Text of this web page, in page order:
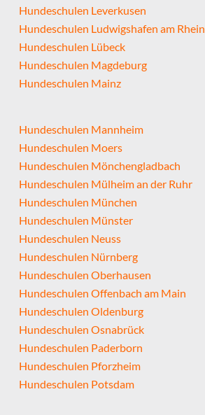
Hundeschulen Leverkusen
Hundeschulen Ludwigshafen am Rhein
Hundeschulen Lübeck
Hundeschulen Magdeburg
Hundeschulen Mainz
Hundeschulen Mannheim
Hundeschulen Moers
Hundeschulen Mönchengladbach
Hundeschulen Mülheim an der Ruhr
Hundeschulen München
Hundeschulen Münster
Hundeschulen Neuss
Hundeschulen Nürnberg
Hundeschulen Oberhausen
Hundeschulen Offenbach am Main
Hundeschulen Oldenburg
Hundeschulen Osnabrück
Hundeschulen Paderborn
Hundeschulen Pforzheim
Hundeschulen Potsdam